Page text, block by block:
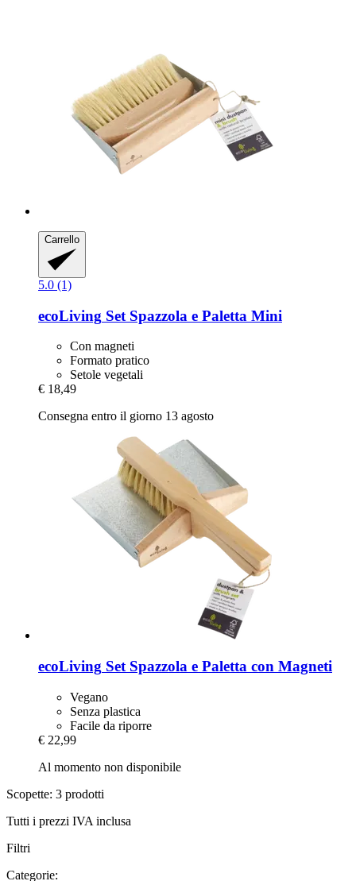
Carrello
5.0 (1)
ecoLiving Set Spazzola e Paletta Mini
Con magneti
Formato pratico
Setole vegetali
€ 18,49
Consegna entro il giorno 13 agosto
ecoLiving Set Spazzola e Paletta con Magneti
Vegano
Senza plastica
Facile da riporre
€ 22,99
Al momento non disponibile
Scopette: 3 prodotti
Tutti i prezzi IVA inclusa
Filtri
Categorie: